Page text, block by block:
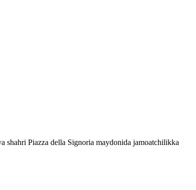
Piazza della Signoria maydonida jamoatchilikka